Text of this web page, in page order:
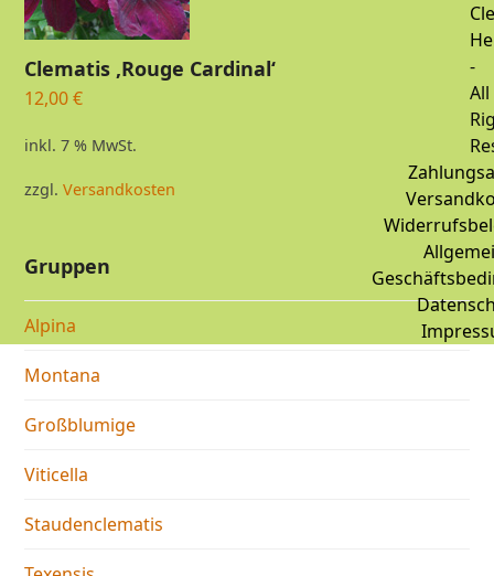
Clematis ‚Rouge Cardinal‘
12,00€
inkl. 7 % MwSt.
zzgl.Versandkosten
Gruppen
Alpina
Montana
Großblumige
Viticella
Staudenclematis
-
All